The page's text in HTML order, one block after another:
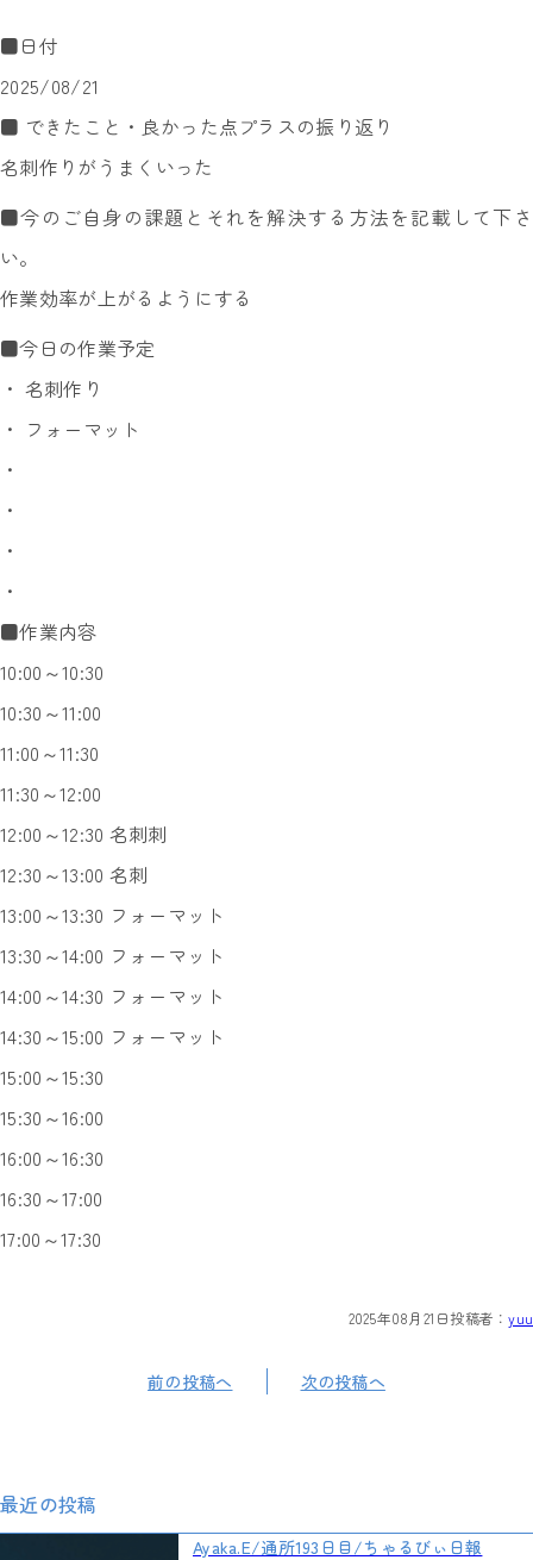
■日付
2025/08/21
■ できたこと・良かった点プラスの振り返り
名刺作りがうまくいった
■今のご自身の課題とそれを解決する方法を記載して下さ
い。
作業効率が上がるようにする
■今日の作業予定
・ 名刺作り
・ フォーマット
・
・
・
・
■作業内容
10:00～10:30
10:30～11:00
11:00～11:30
11:30～12:00
12:00～12:30 名刺刺
12:30～13:00 名刺
13:00～13:30 フォーマット
13:30～14:00 フォーマット
14:00～14:30 フォーマット
14:30～15:00 フォーマット
15:00～15:30
15:30～16:00
16:00～16:30
16:30～17:00
17:00～17:30
2025年08月21日投稿者：yuu
前の投稿へ 次の投稿へ
最近の投稿
Ayaka.E/通所193日目/ちゃるびぃ日報